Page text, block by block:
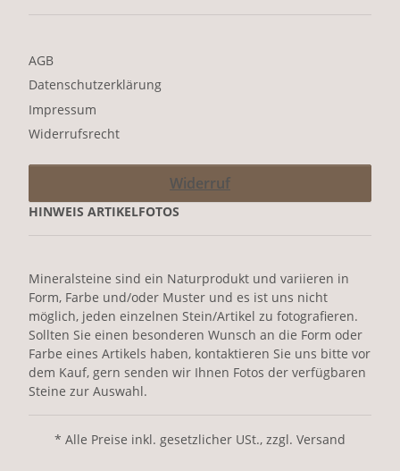
AGB
Datenschutzerklärung
Impressum
Widerrufsrecht
Widerruf
HINWEIS ARTIKELFOTOS
Mineralsteine sind ein Naturprodukt und variieren in
Form, Farbe und/oder Muster und es ist uns nicht
möglich, jeden einzelnen Stein/Artikel zu fotografieren.
Sollten Sie einen besonderen Wunsch an die Form oder
Farbe eines Artikels haben, kontaktieren Sie uns bitte vor
dem Kauf, gern senden wir Ihnen Fotos der verfügbaren
Steine zur Auswahl.
* Alle Preise inkl. gesetzlicher USt., zzgl. Versand